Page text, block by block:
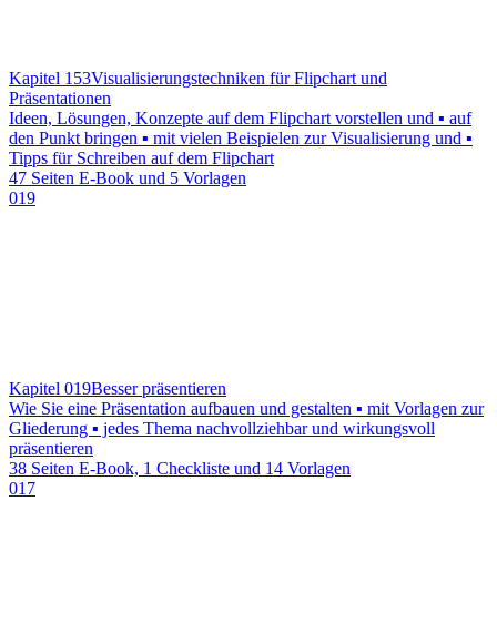
Kapitel 153Visualisierungstechniken für Flipchart und
Präsentationen
Ideen, Lösungen, Konzepte auf dem Flipchart vorstellen und ▪ auf
den Punkt bringen ▪ mit vielen Beispielen zur Visualisierung und ▪
Tipps für Schreiben auf dem Flipchart
47 Seiten E-Book und 5 Vorlagen
019
Kapitel 019Besser präsentieren
Wie Sie eine Präsentation aufbauen und gestalten ▪ mit Vorlagen zur
Gliederung ▪ jedes Thema nachvollziehbar und wirkungsvoll
präsentieren
38 Seiten E-Book, 1 Checkliste und 14 Vorlagen
017